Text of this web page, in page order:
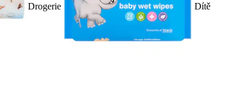
Drogerie Dítě